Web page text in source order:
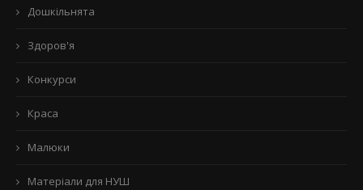
Дошкільнята
Здоров'я
Конкурси
Краса
Малюки
Матеріали для НУШ